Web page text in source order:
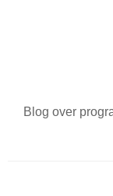
Blog over